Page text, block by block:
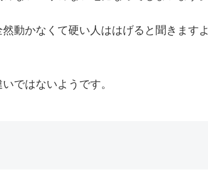
動かなくて硬い人ははげると聞きますよ
ではないようです。